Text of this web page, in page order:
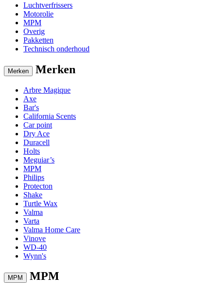
Luchtverfrissers
Motorolie
MPM
Overig
Pakketten
Technisch onderhoud
Merken Merken
Arbre Magique
Axe
Bar's
California Scents
Car point
Dry Ace
Duracell
Holts
Meguiar’s
MPM
Philips
Protecton
Shake
Turtle Wax
Valma
Varta
Valma Home Care
Vinove
WD-40
Wynn's
MPM MPM